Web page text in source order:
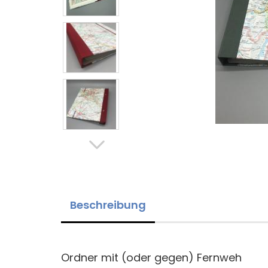
Beschreibung
Ordner mit (oder gegen) Fernweh